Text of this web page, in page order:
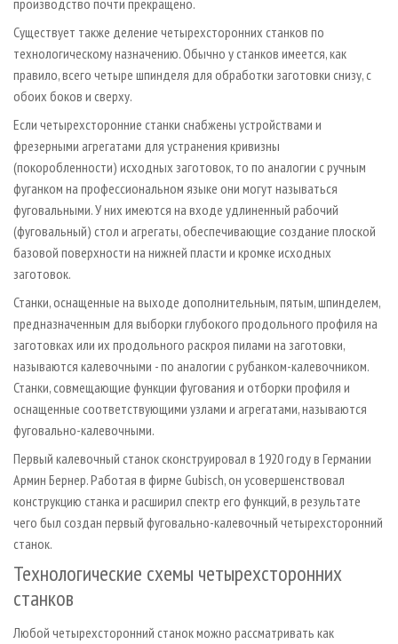
производство почти прекращено.
Существует также деление четырехсторонних станков по
технологическому назначению. Обычно у станков имеется, как
правило, всего четыре шпинделя для обработки заготовки снизу, с
обоих боков и сверху.
Если четырехсторонние станки снабжены устройствами и
фрезерными агрегатами для устранения кривизны
(покоробленности) исходных заготовок, то по аналогии с ручным
фуганком на профессиональном языке они могут называться
фуговальными. У них имеются на входе удлиненный рабочий
(фуговальный) стол и агрегаты, обеспечивающие создание плоской
базовой поверхности на нижней пласти и кромке исходных
заготовок.
Станки, оснащенные на выходе дополнительным, пятым, шпинделем,
предназначенным для выборки глубокого продольного профиля на
заготовках или их продольного раскроя пилами на заготовки,
называются калевочными - по аналогии с рубанком-калевочником.
Станки, совмещающие функции фугования и отборки профиля и
оснащенные соответствующими узлами и агрегатами, называются
фуговально-калевочными.
Первый калевочный станок сконструировал в 1920 году в Германии
Армин Бернер. Работая в фирме Gubisch, он усовершенствовал
конструкцию станка и расширил спектр его функций, в результате
чего был создан первый фуговально-калевочный четырехсторонний
станок.
Технологические схемы четырехсторонних
станков
Любой четырехсторонний станок можно рассматривать как